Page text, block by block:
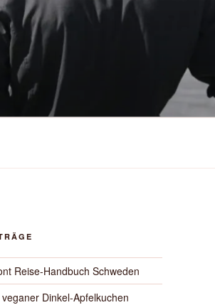
Reise-Handbuch Schweden
Dinkel-Apfelkuchen